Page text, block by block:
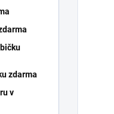
zdarma
v